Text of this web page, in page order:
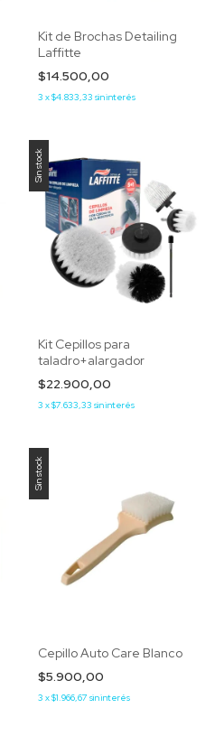
Kit de Brochas Detailing
Laffitte
$14.500,00
3 x$4.833,33 sin interés
Sin stock
Kit Cepillos para
taladro+alargador
$22.900,00
3 x$7.633,33 sin interés
Sin stock
Cepillo Auto Care Blanco
$5.900,00
3 x$1.966,67 sin interés